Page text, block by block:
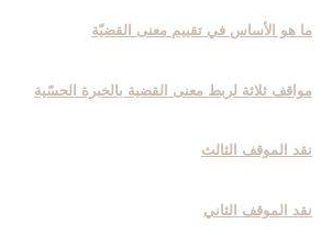
ما هو الأساس في تقييم معنى القضيّة
مواقف ثلاثة لربط معنى القضية بالخبرة الحسّية
نقد الموقف الثالث
نقد الموقف الثاني